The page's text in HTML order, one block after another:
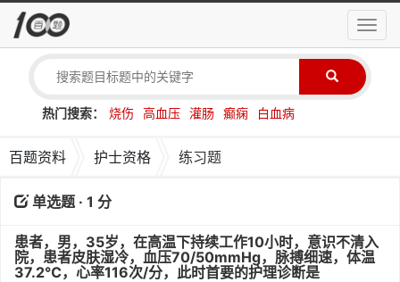
导
航
热门搜索： 烧伤 高血压 灌肠 癫痫 白血病
百题资料 护士资格 练习题
单选题 · 1 分
患者，男，35岁，在高温下持续工作10小时，意识不清入
院，患者皮肤湿冷，血压70/50mmHg，脉搏细速，体温
37.2℃，心率116次/分，此时首要的护理诊断是